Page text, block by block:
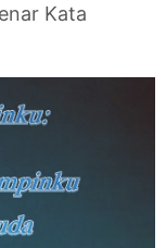
Kata